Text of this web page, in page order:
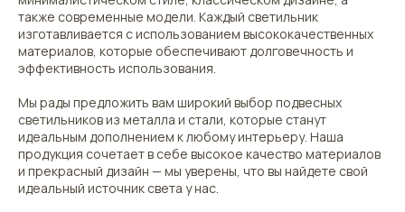
также современные модели. Каждый светильник
изготавливается с использованием высококачественных
материалов, которые обеспечивают долговечность и
эффективность использования.
Мы рады предложить вам широкий выбор подвесных
светильников из металла и стали, которые станут
идеальным дополнением к любому интерьеру. Наша
продукция сочетает в себе высокое качество материалов
и прекрасный дизайн — мы уверены, что вы найдете свой
идеальный источник света у нас.